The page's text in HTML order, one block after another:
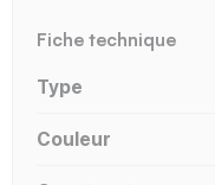
Fiche technique
Type
Couleur